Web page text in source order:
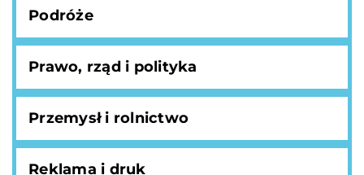
Podróże
Prawo, rząd i polityka
Przemysł i rolnictwo
Reklama i druk